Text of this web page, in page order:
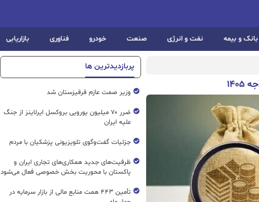
بانک و بیمه نفت و انرژی صنعت خودرو فناوری بازاریابی
پربازدیدترین ها
وزیر صمت عازم قرقیزستان شد
ضرر ۷۰ میلیون یورویی بروکسل ایرلاینز از جنگ
علیه ایران
جزئیات گفت‌وگوی تلویزیونی پزشکیان با مردم
ظرفیت‌های جدید همکاری‌های تجاری ایران و
پاکستان با محوریت بخش خصوصی فعال می‌شود
تأمین ۴۴۳ همت منابع مالی از بازار سرمایه در